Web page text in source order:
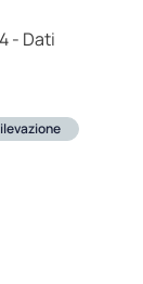
- Dati